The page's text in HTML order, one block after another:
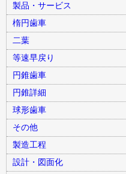
製品・サービス
楕円歯車
二葉
等速早戻り
円錐歯車
円錐詳細
球形歯車
その他
製造工程
設計・図面化